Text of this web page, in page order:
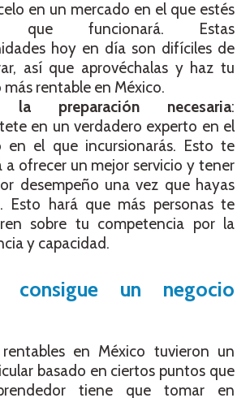
en un mercado en el que estés
que funcionará. Estas
hoy en día son difíciles de
así que aprovéchalas y haz tu
rentable en México.
la preparación necesaria:
en un verdadero experto en el
en el que incursionarás. Esto te
a ofrecer un mejor servicio y tener
desempeño una vez que hayas
Esto hará que más personas te
sobre tu competencia por la
y capacidad.
consigue un negocio
en México tuvieron un
basado en ciertos puntos que
tiene que tomar en